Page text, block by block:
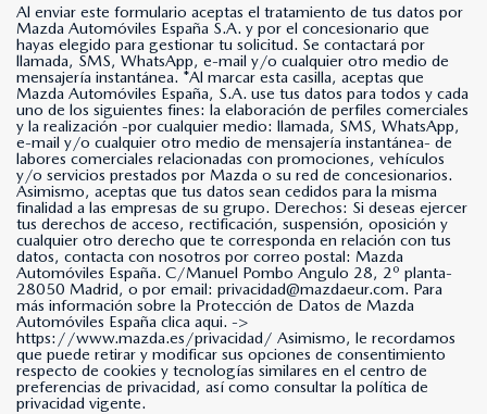
Al enviar este formulario aceptas el tratamiento de tus datos por
Mazda Automóviles España S.A. y por el concesionario que
hayas elegido para gestionar tu solicitud. Se contactará por
llamada, SMS, WhatsApp, e-mail y/o cualquier otro medio de
mensajería instantánea. *Al marcar esta casilla, aceptas que
Mazda Automóviles España, S.A. use tus datos para todos y cada
uno de los siguientes fines: la elaboración de perfiles comerciales
y la realización -por cualquier medio: llamada, SMS, WhatsApp,
e-mail y/o cualquier otro medio de mensajería instantánea- de
labores comerciales relacionadas con promociones, vehículos
y/o servicios prestados por Mazda o su red de concesionarios.
Asimismo, aceptas que tus datos sean cedidos para la misma
finalidad a las empresas de su grupo. Derechos: Si deseas ejercer
tus derechos de acceso, rectificación, suspensión, oposición y
cualquier otro derecho que te corresponda en relación con tus
datos, contacta con nosotros por correo postal: Mazda
Automóviles España. C/Manuel Pombo Angulo 28, 2º planta-
28050 Madrid, o por email: privacidad@mazdaeur.com. Para
más información sobre la Protección de Datos de Mazda
Automóviles España clica aqui. ->
https://www.mazda.es/privacidad/
que puede retirar y modificar sus opciones de consentimiento
respecto de cookies y tecnologías similares en el centro de
preferencias de privacidad, así como consultar la política de
privacidad vigente.